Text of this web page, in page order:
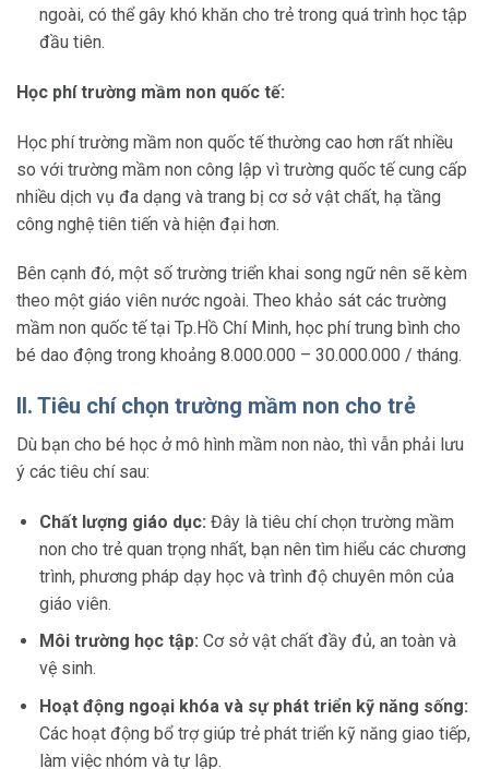
ngoài, có thể gây khó khăn cho trẻ trong quá trình học tập
đầu tiên.
Học phí trường mầm non quốc tế:
Học phí trường mầm non quốc tế thường cao hơn rất nhiều
so với trường mầm non công lập vì trường quốc tế cung cấp
nhiều dịch vụ đa dạng và trang bị cơ sở vật chất, hạ tầng
công nghệ tiên tiến và hiện đại hơn.
Bên cạnh đó, một số trường triển khai song ngữ nên sẽ kèm
theo một giáo viên nước ngoài. Theo khảo sát các trường
mầm non quốc tế tại Tp.Hồ Chí Minh, học phí trung bình cho
bé dao động trong khoảng 8.000.000 – 30.000.000 / tháng.
II. Tiêu chí chọn trường mầm non cho trẻ
Dù bạn cho bé học ở mô hình mầm non nào, thì vẫn phải lưu
ý các tiêu chí sau:
Chất lượng giáo dục: Đây là tiêu chí chọn trường mầm
non cho trẻ quan trọng nhất, bạn nên tìm hiểu các chương
trình, phương pháp dạy học và trình độ chuyên môn của
giáo viên.
Môi trường học tập: Cơ sở vật chất đầy đủ, an toàn và
vệ sinh.
Hoạt động ngoại khóa và sự phát triển kỹ năng sống:
Các hoạt động bổ trợ giúp trẻ phát triển kỹ năng giao tiếp,
làm việc nhóm và tự lập.